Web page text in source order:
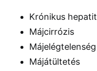
Krónikus
Májcirrózis
Májelégtelenség
Májátültetés